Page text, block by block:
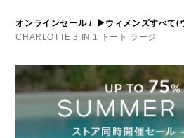
オンラインセール/ ▶ウィメンズすべて(
CHARLOTTE 3 IN 1 トート ラージ